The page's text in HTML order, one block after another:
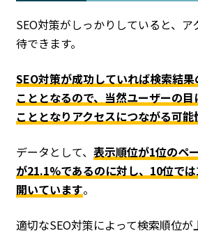
SEO対策がしっかりしていると、
待できます。
SEO対策が成功していれば検索結
こととなるので、当然ユーザーの
こととなりアクセスにつながる可能
データとして、 表示順位が1位のペ
が21.1%であるのに対し、10位で
開いています。
適切なSEO対策によって検索順位